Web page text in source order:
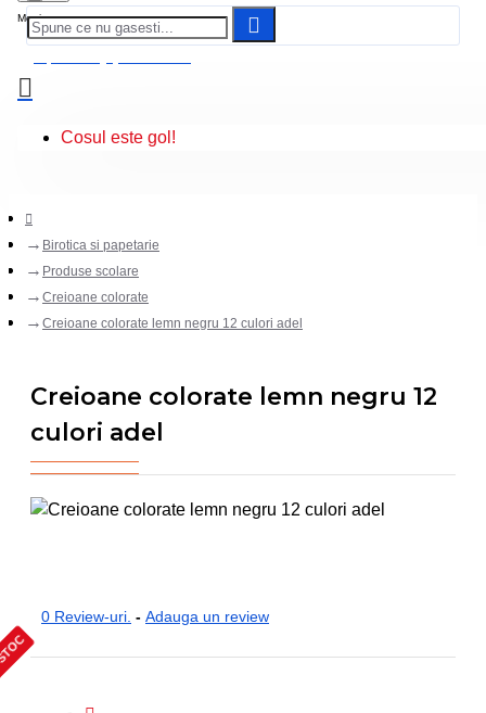
Cosul este gol!
Birotica si papetarie
Produse scolare
Creioane colorate
Creioane colorate lemn negru 12 culori adel
Creioane colorate lemn negru 12
culori adel
0 Review-uri. - Adauga un review